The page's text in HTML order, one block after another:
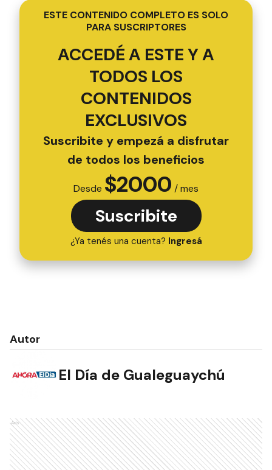
ESTE CONTENIDO COMPLETO ES SOLO
PARA SUSCRIPTORES
ACCEDÉ A ESTE Y A
TODOS LOS
CONTENIDOS
EXCLUSIVOS
Suscribite y empezá a disfrutar
de todos los beneficios
Desde $2000 / mes
Suscribite
¿Ya tenés una cuenta? Ingresá
Autor
El Día de Gualeguaychú
Ads